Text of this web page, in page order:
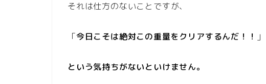
それは仕方のないことですが、
「今日こそは絶対この重量をクリアするんだ！！ 」
という気持ちがないといけません。